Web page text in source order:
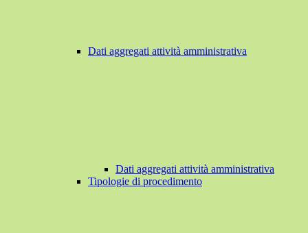
Dati aggregati attività amministrativa
Dati aggregati attività amministrativa
Tipologie di procedimento